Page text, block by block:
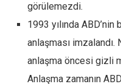
Dosyalar
görülemezdi.
1993 yılında
anlaşması imzalandı.
anlaşma öncesi gizli
Anlaşma zamanın